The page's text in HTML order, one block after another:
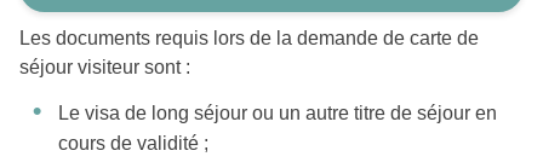
Les documents requis lors de la demande de carte de
séjour visiteur sont :
Le visa de long séjour ou un autre titre de séjour en
cours de validité ;